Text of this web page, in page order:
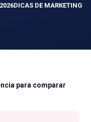
DICAS DE MARKETING
para comparar